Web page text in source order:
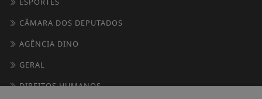
CÂMARA DOS DEPUTADOS
AGÊNCIA DINO
GERAL
DIREITOS HUMANOS